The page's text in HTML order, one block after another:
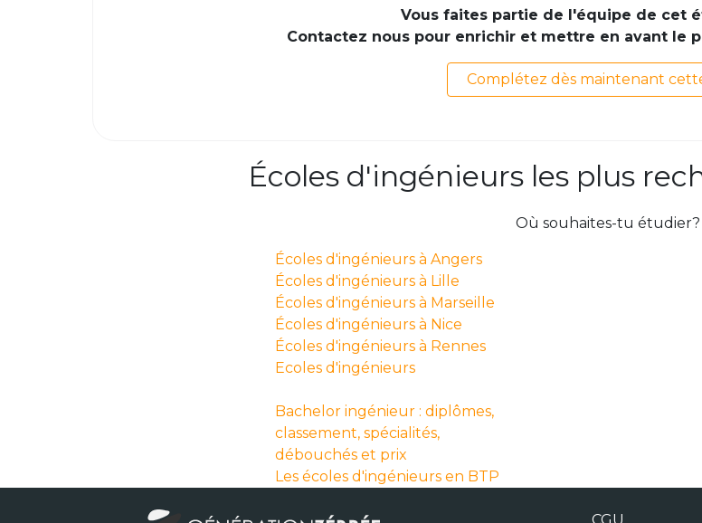
Vous faites partie de l'équipe de cet
Contactez nous pour enrichir et mettre en avant le
Complétez dès maintenant
Écoles d'ingénieurs les plus
Où souhaites-tu étudier?
Écoles d'ingénieurs à Angers
Écoles d'ingénieurs à Lille
Écoles d'ingénieurs à Marseille
Écoles d'ingénieurs à Nice
Écoles d'ingénieurs à Rennes
Ecoles d'ingénieurs
Bachelor ingénieur : diplômes,
classement, spécialités,
débouchés et prix
Les écoles d'ingénieurs en BTP